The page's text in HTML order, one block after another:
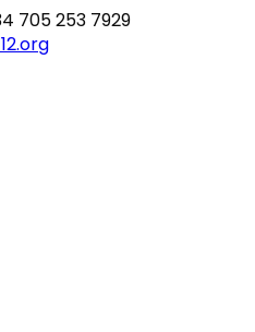
705 253 7929